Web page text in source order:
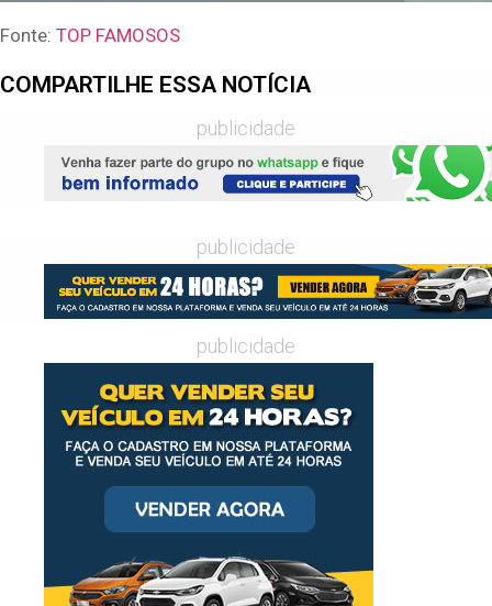
Fonte: TOP FAMOSOS
COMPARTILHE ESSA NOTÍCIA
publicidade
publicidade
publicidade